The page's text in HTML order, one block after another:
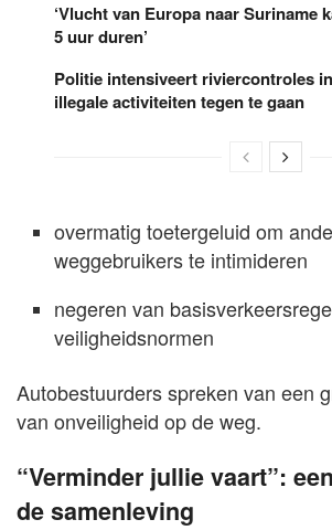
‘Vlucht van Europa naar Suriname
5 uur duren’
Politie intensiveert riviercontroles
illegale activiteiten tegen te gaan
overmatig toetergeluid om
weggebruikers te intimideren
negeren van
veiligheidsnormen
Autobestuurders spreken van een
van onveiligheid op de weg.
“Verminder jullie vaart”:
de samenleving